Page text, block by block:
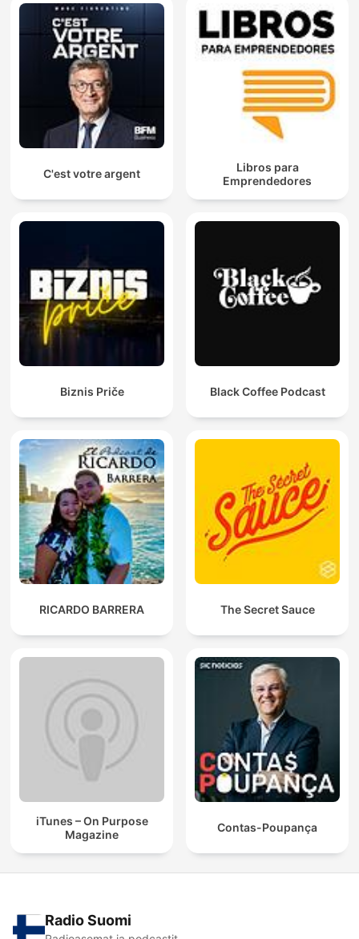
C'est votre argent
Libros para
Emprendedores
Biznis Priče Black Coffee Podcast
RICARDO BARRERA The Secret Sauce
iTunes – On Purpose
Magazine
Contas-Poupança
Radio Suomi